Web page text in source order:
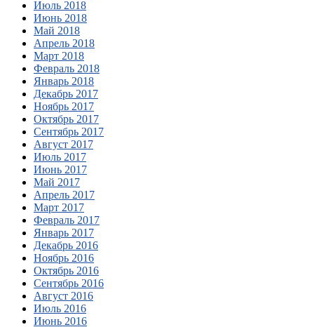
Июль 2018
Июнь 2018
Май 2018
Апрель 2018
Март 2018
Февраль 2018
Январь 2018
Декабрь 2017
Ноябрь 2017
Октябрь 2017
Сентябрь 2017
Август 2017
Июль 2017
Июнь 2017
Май 2017
Апрель 2017
Март 2017
Февраль 2017
Январь 2017
Декабрь 2016
Ноябрь 2016
Октябрь 2016
Сентябрь 2016
Август 2016
Июль 2016
Июнь 2016